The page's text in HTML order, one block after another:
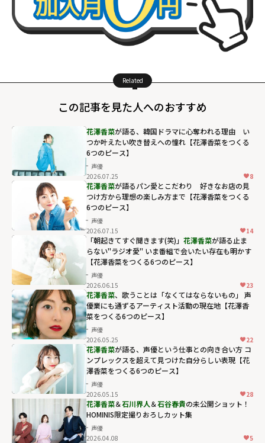
Related
この記事を見た人へのおすすめ
花澤香菜が語る、韓国ドラマに心奪われる理由 い
つか叶えたい吹き替えへの憧れ【花澤香菜をつくる
6つのピース】
声優
2026.07.25
8
花澤香菜が語るパン愛とこだわり 好きなお店の見
つけ方から理想の楽しみ方まで【花澤香菜をつくる
6つのピース】
声優
2026.07.15
14
「朝起きてすぐ聞きます(笑)」 花澤香菜が語る止ま
らない"ラジオ愛" いま番組で会いたい存在も明かす
【花澤香菜をつくる6つのピース】
声優
2026.06.15
23
花澤香菜、歌うことは「なくてはならないもの」 声
優業にも通ずるアーティスト活動の現在地【花澤香
菜をつくる6つのピース】
声優
2026.05.25
22
花澤香菜が語る、声優という仕事との向き合い方 コ
ンプレックスを超えて見つけた自分らしい表現【花
澤香菜をつくる6つのピース】
声優
2026.05.15
28
花澤香菜＆石川界人＆石谷春貴の未公開ショット！
HOMINIS限定撮りおろしカット集
声優
2026.04.08
5